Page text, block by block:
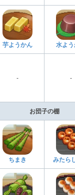
芋ようかん 水よう
- -
お団子の棚
ちまき みたら